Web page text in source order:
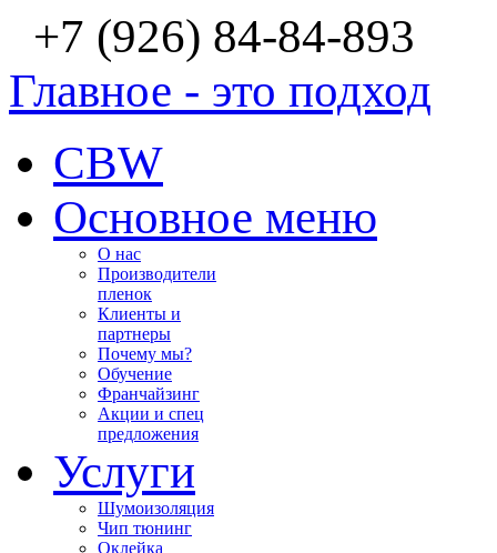
+7 (926) 84-84-893
Главное - это подход
CBW
Основное меню
О нас
Производители
пленок
Клиенты и
партнеры
Почему мы?
Обучение
Франчайзинг
Акции и спец
предложения
Услуги
Шумоизоляция
Чип тюнинг
Оклейка